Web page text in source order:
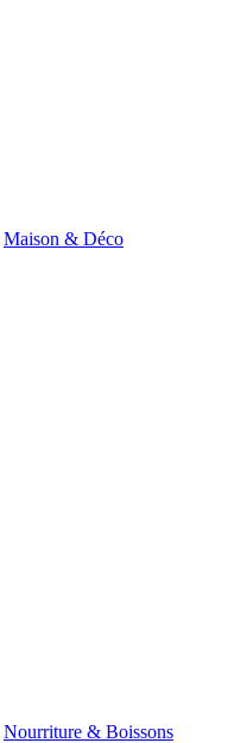
Maison & Déco
Nourriture & Boissons